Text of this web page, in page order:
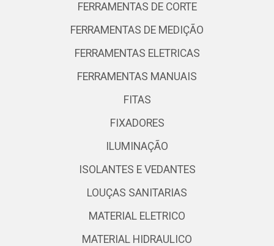
FERRAMENTAS DE CORTE
FERRAMENTAS DE MEDIÇÃO
FERRAMENTAS ELETRICAS
FERRAMENTAS MANUAIS
FITAS
FIXADORES
ILUMINAÇÃO
ISOLANTES E VEDANTES
LOUÇAS SANITARIAS
MATERIAL ELETRICO
MATERIAL HIDRAULICO